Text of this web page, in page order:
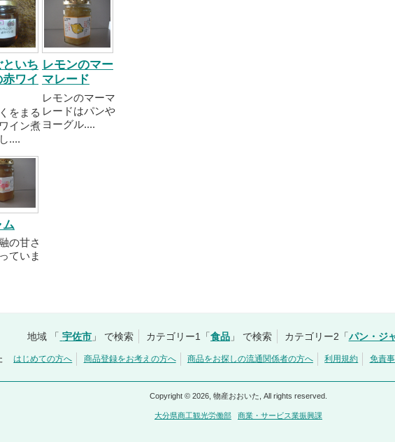
といち
ワイ
をまる
イン煮
....
レモンのマー
マレード
レモンのマーマ
レードはパンや
ヨーグル....
ム
の甘さ
ていま
地域 「 宇佐市 」 で検索 カテゴリー1「食品 」 で検索 カテゴリー2「パン・ジ
はじめての方へ 商品登録をお考えの方へ 商品をお探しの流通関係者の方へ 利用規約 免責
Copyright © 2026, 物産おおいた, All rights reserved.
大分県商工観光労働部 商業・サービス業振興課